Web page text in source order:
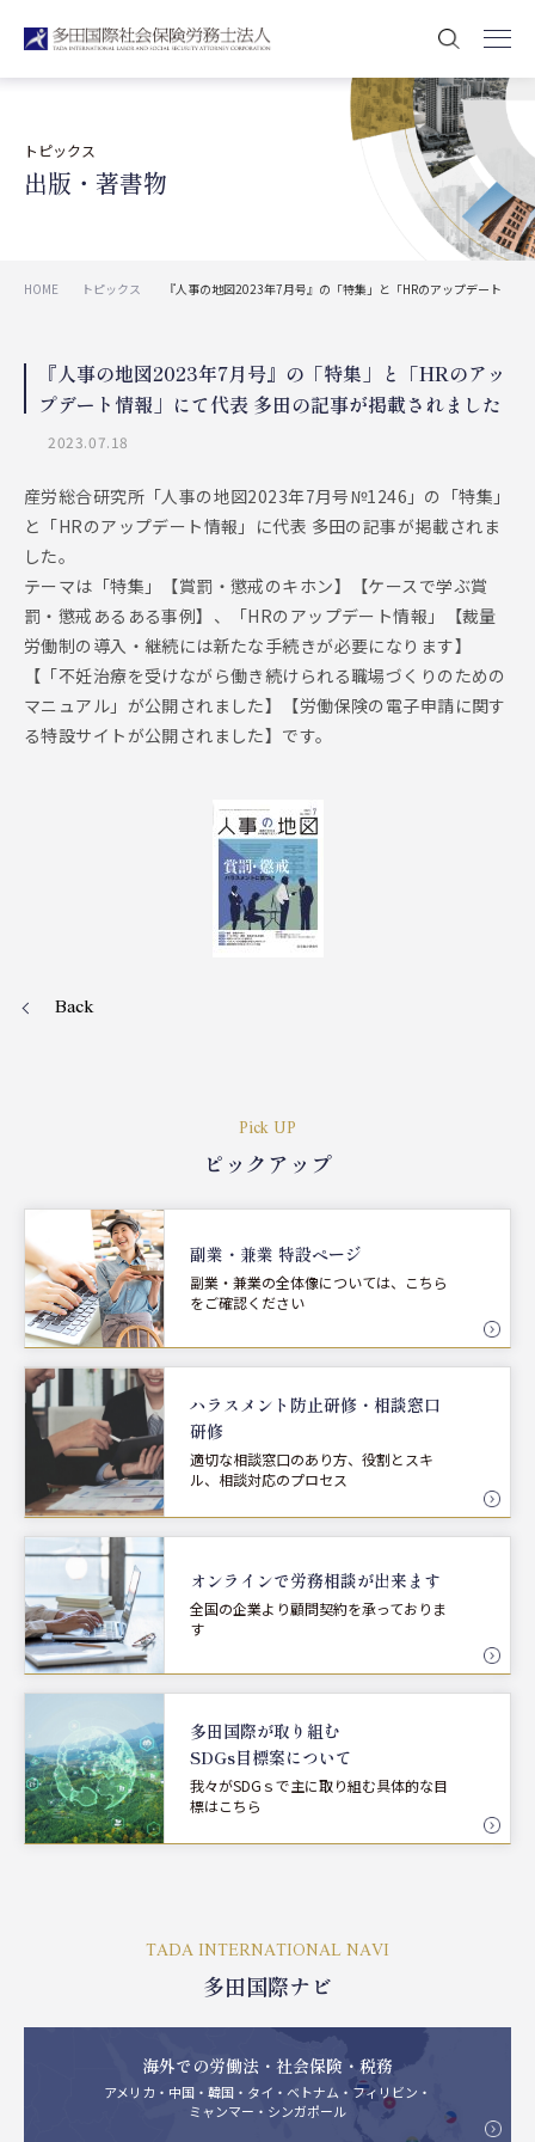
トピックス
出版・著書物
HOME トピックス
『人事の地図2023年7月号』の「特集」と「HRのアップデート
『人事の地図2023年7月号』の「特集」と「HRのアッ
プデート情報」にて代表 多田の記事が掲載されました
2023.07.18
産労総合研究所「人事の地図2023年7月号№1246」の「特集」
と「HRのアップデート情報」に代表 多田の記事が掲載されま
した。
テーマは「特集」【賞罰・懲戒のキホン】【ケースで学ぶ賞
罰・懲戒あるある事例】、「HRのアップデート情報」【裁量
労働制の導入・継続には新たな手続きが必要になります】
【「不妊治療を受けながら働き続けられる職場づくりのための
マニュアル」が公開されました】【労働保険の電子申請に関す
る特設サイトが公開されました】です。
Back
Pick UP
ピックアップ
副業・兼業 特設ページ
副業・兼業の全体像については、こちら
をご確認ください
ハラスメント防止研修・ 相談窓口
研修
適切な相談窓口のあり方、役割とスキ
ル、相談対応のプロセス
オンラインで労務相談が出来ます
全国の企業より顧問契約を承っておりま
す
多田国際が取り組む
SDGs目標案について
我々がSDGｓで主に取り組む具体的な目
標はこちら
TADA INTERNATIONAL NAVI
多田国際ナビ
海外での労働法・社会保険・税務
アメリカ・中国・韓国・タイ・ベトナム・フィリビン・
ミャンマー・シンガポール